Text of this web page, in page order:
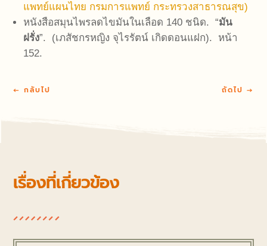
แพทย์แผนไทย กรมการแพทย์ กระทรวงสาธารณสุข)
หนังสือสมุนไพรลดไขมันในเลือด 140 ชนิด. “มัน
ฝรั่ง”. (เภสัชกรหญิง จุไรรัตน์ เกิดดอนแฝก). หน้า
152.
←กลับไป ถัดไป →
เรื่องที่เกี่ยวข้อง